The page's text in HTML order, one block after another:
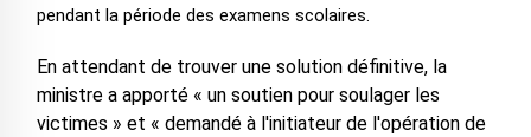
pendant la période des examens scolaires.
En attendant de trouver une solution définitive, la
ministre a apporté « un soutien pour soulager les
victimes » et « demandé à l'initiateur de l'opération de